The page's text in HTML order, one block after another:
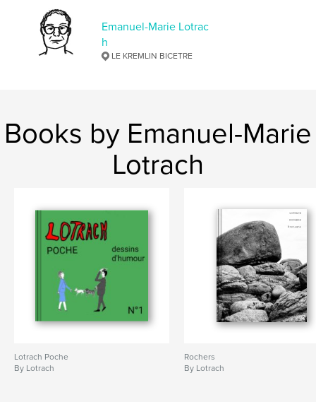
Emanuel-Marie Lotrac
h
LE KREMLIN BICETRE
Books by Emanuel-Marie
Lotrach
Lotrach Poche
By Lotrach
Rochers
By Lotrach